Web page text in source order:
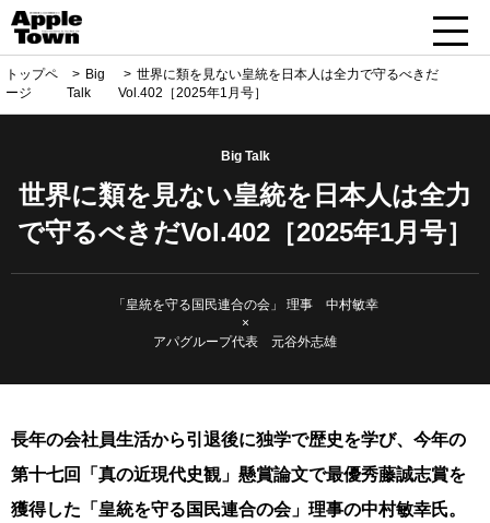
トップペ
ージ
Big
Talk
世界に類を見ない皇統を日本人は全力で守るべきだ
Vol.402［2025年1月号］
Big Talk
世界に類を見ない皇統を日本人は全力
で守るべきだVol.402［2025年1月号］
「皇統を守る国民連合の会」 理事 中村敏幸
×
アパグループ代表 元谷外志雄
長年の会社員生活から引退後に独学で歴史を学び、今年の
第十七回「真の近現代史観」懸賞論文で最優秀藤誠志賞を
獲得した「皇統を守る国民連合の会」理事の中村敏幸氏。